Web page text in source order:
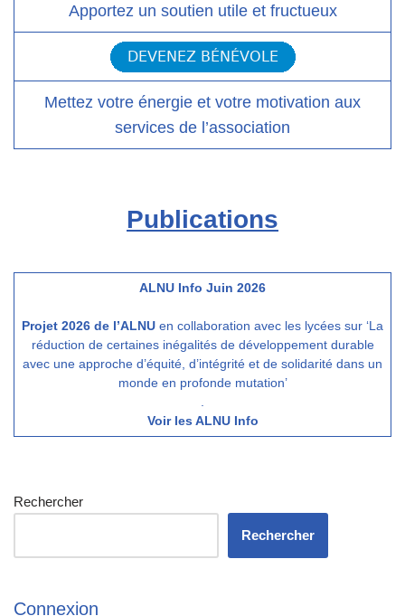
Apportez un soutien utile et fructueux
Mettez votre énergie et votre motivation aux
services de l’association
Publications
ALNU Info Juin 2026
Projet 2026 de l’ALNU en collaboration avec les lycées sur ‘La
réduction de certaines inégalités de développement durable
avec une approche d’équité, d’intégrité et de solidarité dans un
monde en profonde mutation’
Voir les ALNU Info
Rechercher
Rechercher
Connexion